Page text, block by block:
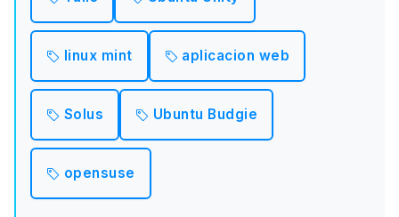
linux mint aplicacion web
Solus Ubuntu Budgie
opensuse